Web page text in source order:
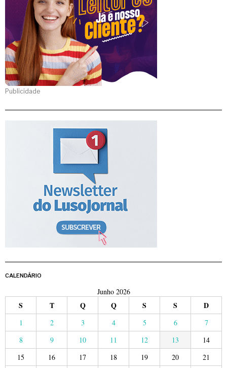
Publicidade
CALENDÁRIO
Junho 2026
S T Q Q S S D
1 2 3 4 5 6
7
8
9 10 11 12 13
14
15
16 17 18 19 20 21